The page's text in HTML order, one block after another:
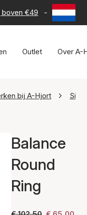
boven €49 - 60 dagen
Outlet Over A-
bij A-Hjort
Balance
Round
Ring